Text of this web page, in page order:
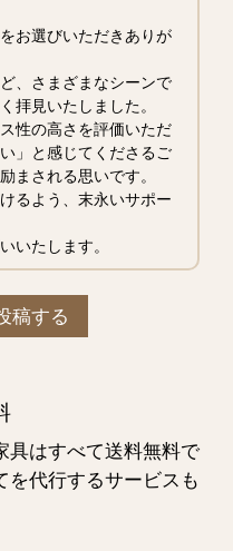
お選びいただきありが
、さまざまなシーンで
拝見いたしました。
性の高さを評価いただ
」と感じてくださるご
まされる思いです。
るよう、末永いサポー
いたします。
稿する
具はすべて送料無料で
を代行するサービスも